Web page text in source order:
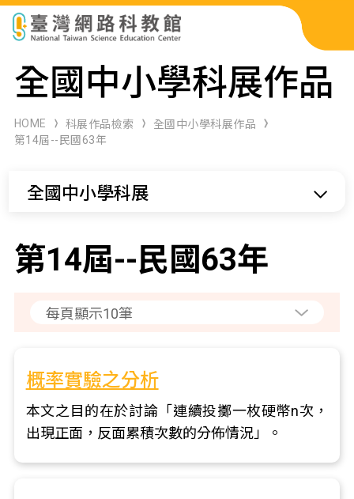
科展作品檢索
科學研習月刊
全國中小學科展作品
HOME 科展作品檢索
全國中小學科展作品
第14屆--民國63年
全國中小學科展
第14屆--民國63年
概率實驗之分析
本文之目的在於討論「連續投擲一枚硬幣n次，
出現正面，反面累積次數的分佈情況」。